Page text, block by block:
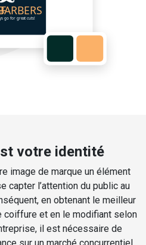
votre identité
image de marque un élément
capter l’attention du public au
en obtenant le meilleur
coiffure et en le modifiant selon
il est nécessaire de